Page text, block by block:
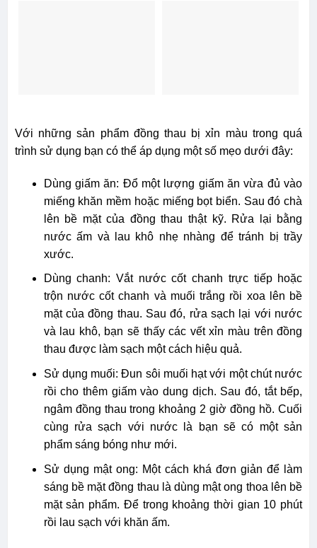
Với những sản phẩm đồng thau bị xỉn màu trong quá
trình sử dụng bạn có thể áp dụng một số mẹo dưới đây:
Dùng giấm ăn: Đổ một lượng giấm ăn vừa đủ vào
miếng khăn mềm hoặc miếng bọt biển. Sau đó chà
lên bề mặt của đồng thau thật kỹ. Rửa lại bằng
nước ấm và lau khô nhẹ nhàng để tránh bị trầy
xước.
Dùng chanh: Vắt nước cốt chanh trực tiếp hoặc
trộn nước cốt chanh và muối trắng rồi xoa lên bề
mặt của đồng thau. Sau đó, rửa sạch lại với nước
và lau khô, bạn sẽ thấy các vết xỉn màu trên đồng
thau được làm sạch một cách hiệu quả.
Sử dụng muối: Đun sôi muối hạt với một chút nước
rồi cho thêm giấm vào dung dịch. Sau đó, tắt bếp,
ngâm đồng thau trong khoảng 2 giờ đồng hồ. Cuối
cùng rửa sạch với nước là bạn sẽ có một sản
phẩm sáng bóng như mới.
Sử dụng mật ong: Một cách khá đơn giản để làm
sáng bề mặt đồng thau là dùng mật ong thoa lên bề
mặt sản phẩm. Để trong khoảng thời gian 10 phút
rồi lau sạch với khăn ấm.